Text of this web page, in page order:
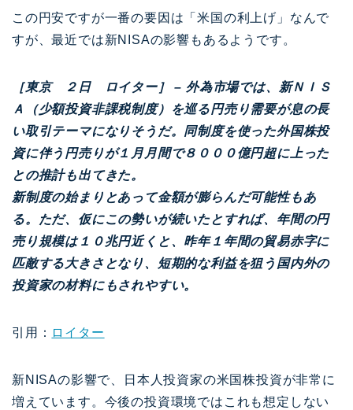
この円安ですが一番の要因は「米国の利上げ」なんで
すが、最近では新NISAの影響もあるようです。
［東京 ２日 ロイター］ – 外為市場では、新ＮＩＳ
Ａ（少額投資非課税制度）を巡る円売り需要が息の長
い取引テーマになりそうだ。同制度を使った外国株投
資に伴う円売りが１月月間で８０００億円超に上った
との推計も出てきた。
新制度の始まりとあって金額が膨らんだ可能性もあ
る。ただ、仮にこの勢いが続いたとすれば、年間の円
売り規模は１０兆円近くと、昨年１年間の貿易赤字に
匹敵する大きさとなり、短期的な利益を狙う国内外の
投資家の材料にもされやすい。
引用： ロイター
新NISAの影響で、日本人投資家の米国株投資が非常に
増えています。今後の投資環境ではこれも想定しない